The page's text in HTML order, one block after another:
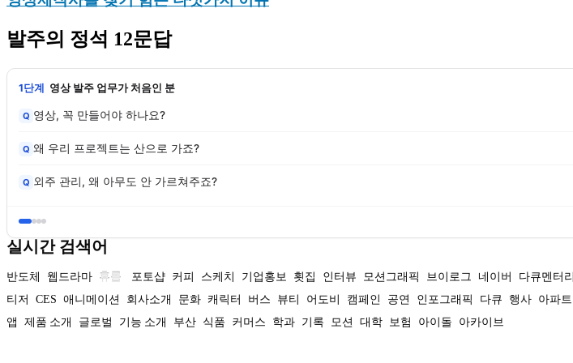
발주의 정석 12문답
1단계 영상 발주 업무가 처음인 분
Q 영상, 꼭 만들어야 하나요?
Q 왜 우리 프로젝트는 산으로 가죠?
Q 외주 관리, 왜 아무도 안 가르쳐주죠?
실시간 검색어
반도체 웹드라마 휴롬 포토샵 커피 스케치 기업홍보 횟집 인터뷰 모션그래픽 브이로그 네이버 다큐멘터리
티저
CES 애니메이션 회사소개 문화 캐릭터 버스 뷰티 어도비 캠페인 공연 인포그래픽 다큐 행사 아파트
앱
제품 소개 글로벌 기능 소개 부산 식품 커머스 학과 기록 모션 대학 보험 아이돌 아카이브